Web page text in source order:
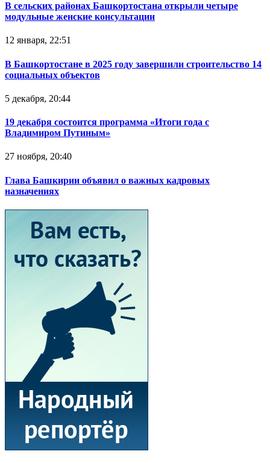
В сельских районах Башкортостана открыли четыре
модульные женские консультации
12 января, 22:51
В Башкортостане в 2025 году завершили строительство 14
социальных объектов
5 декабря, 20:44
19 декабря состоится программа «Итоги года с
Владимиром Путиным»
27 ноября, 20:40
Глава Башкирии объявил о важных кадровых
назначениях